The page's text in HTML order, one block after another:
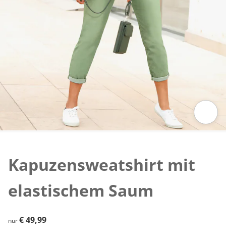
Kapuzensweatshirt mit
elastischem Saum
€ 49,99
nur€ 49,99